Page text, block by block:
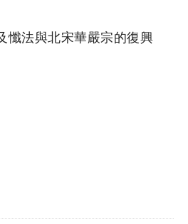
法與北宋華嚴宗的復興